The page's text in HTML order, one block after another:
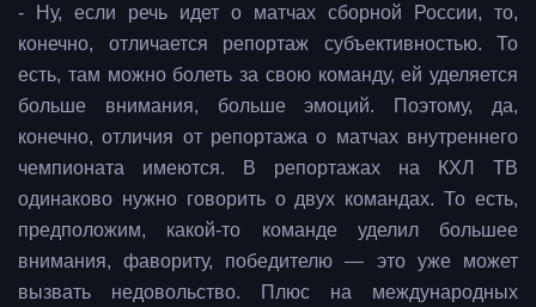
- Ну, если речь идет о матчах сборной России, то,
конечно, отличается репортаж субъективностью. То
есть, там можно болеть за свою команду, ей уделяется
больше внимания, больше эмоций. Поэтому, да,
конечно, отличия от репортажа о матчах внутреннего
чемпионата имеются. В репортажах на КХЛ ТВ
одинаково нужно говорить о двух командах. То есть,
предположим, какой-то команде уделил большее
внимания, фавориту, победителю — это уже может
вызвать недовольство. Плюс на международных